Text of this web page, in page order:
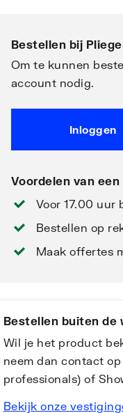
Bestellen bij
Om te kunnen
account nodig.
Inloggen
Voordelen van
Voor 17.00 uur
Bestellen op
Maak offertes
Bestellen buiten de
Wil je het product
neem dan contact
professionals) of
Bekijk onze